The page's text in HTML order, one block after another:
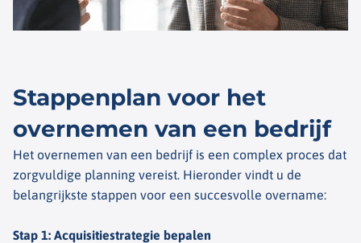
Stappenplan voor het
overnemen van een bedrijf
Het overnemen van een bedrijf is een complex proces dat
zorgvuldige planning vereist. Hieronder vindt u de
belangrijkste stappen voor een succesvolle overname:
Stap 1: Acquisitiestrategie bepalen